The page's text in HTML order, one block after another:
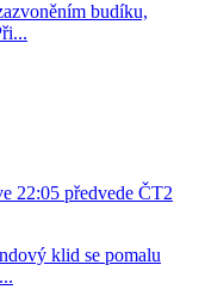
budíku,
22:05 předvede ČT2
klid se pomalu